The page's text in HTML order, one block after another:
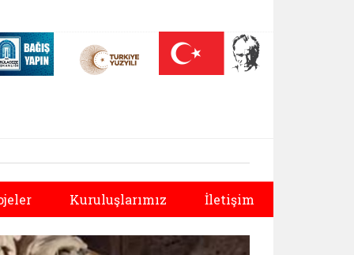
sekmede açılır)
On Yılı (yeni sekmede açılır)
Darülaceze bağış sayfası (yeni sekmede açılır)
Kuruluşlarımız İletişim
Sonraki